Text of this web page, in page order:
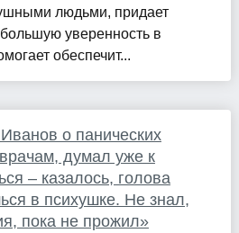
людьми, придает
уверенность в
обеспечит...
о панических
думал уже к
– казалось, голова
в психушке. Не знал,
пока не прожил»